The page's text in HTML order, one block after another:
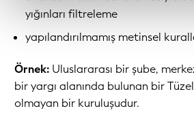
yığınları filtreleme
yapılandırılmamış metinsel
Örnek: Uluslararası bir şube,
bir yargı alanında bulunan bir
olmayan bir kuruluşudur.